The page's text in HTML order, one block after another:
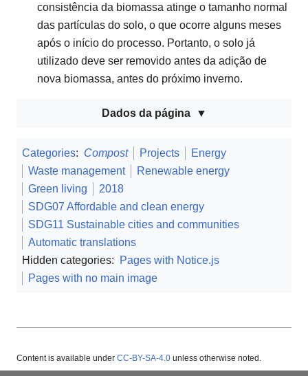
consistência da biomassa atinge o tamanho normal
das partículas do solo, o que ocorre alguns meses
após o início do processo. Portanto, o solo já
utilizado deve ser removido antes da adição de
nova biomassa, antes do próximo inverno.
Dados da página
Categories: Compost Projects
Energy
Waste management
Renewable energy
Green living
2018
SDG07 Affordable and clean energy
SDG11 Sustainable cities and communities
Automatic translations
Hidden categories:
Pages with Notice.js
Pages with no main image
Content is available under CC-BY-SA-4.0 unless otherwise noted.